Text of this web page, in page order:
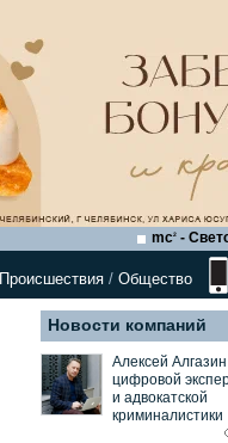
mc2 -
Происшествия / Общество
Новости компаний
Алексей Алгазин
цифровой
и адвокатской
криминалистики